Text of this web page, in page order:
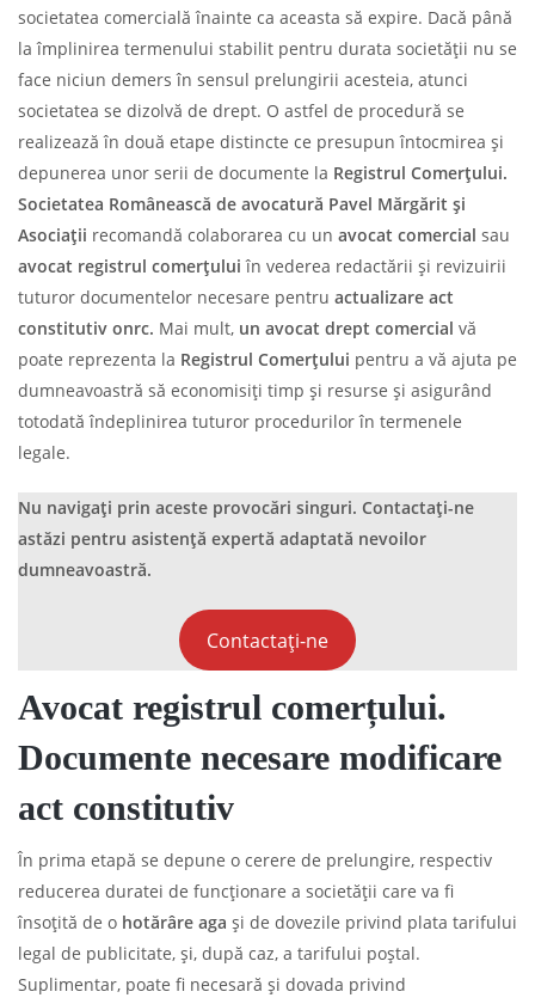
societatea comercială înainte ca aceasta să expire. Dacă până
la împlinirea termenului stabilit pentru durata societății nu se
face niciun demers în sensul prelungirii acesteia, atunci
societatea se dizolvă de drept. O astfel de procedură se
realizează în două etape distincte ce presupun întocmirea și
depunerea unor serii de documente la Registrul Comerțului.
Societatea Românească de avocatură Pavel Mărgărit și
Asociații recomandă colaborarea cu un avocat comercial sau
avocat registrul comerțului în vederea redactării și revizuirii
tuturor documentelor necesare pentru actualizare act
constitutiv onrc. Mai mult, un avocat drept comercial vă
poate reprezenta la Registrul Comerțului pentru a vă ajuta pe
dumneavoastră să economisiți timp și resurse și asigurând
totodată îndeplinirea tuturor procedurilor în termenele
legale.
Nu navigați prin aceste provocări singuri. Contactați-ne
astăzi pentru asistență expertă adaptată nevoilor
dumneavoastră.
Contactați-ne
Avocat registrul comerțului.
Documente necesare modificare
act constitutiv
În prima etapă se depune o cerere de prelungire, respectiv
reducerea duratei de funcționare a societății care va fi
însoțită de o hotărâre aga și de dovezile privind plata tarifului
legal de publicitate, și, după caz, a tarifului poștal.
Suplimentar, poate fi necesară și dovada privind